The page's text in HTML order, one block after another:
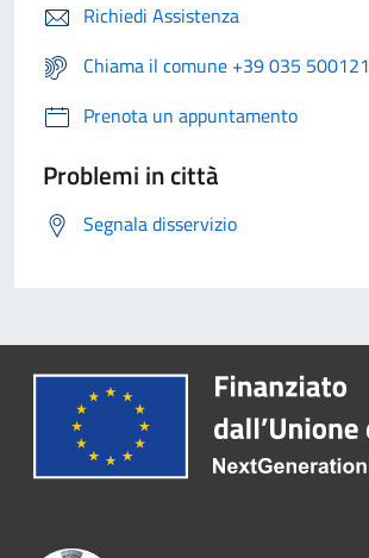
Richiedi Assistenza
Chiama il comune +39 035 500121
Prenota un appuntamento
Problemi in città
Segnala disservizio